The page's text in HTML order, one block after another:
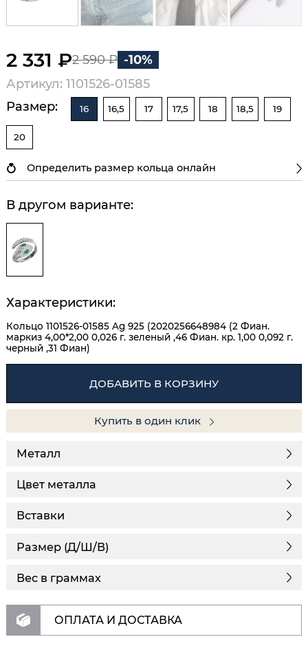
2 331 ₽2 590 ₽ -10%
Артикул: 1101526-01585
Размер:
16 16,5 17 17,5 18 18,5 19
20
Определить размер кольца онлайн
В другом варианте:
Характеристики:
Кольцо 1101526-01585 Ag 925 (2020256648984 (2 Фиан.
маркиз 4,00*2,00 0,026 г. зеленый ,46 Фиан. кр. 1,00 0,092 г.
черный ,31 Фиан)
ДОБАВИТЬ В КОРЗИНУ
Купить в один клик
Металл
Цвет металла
Вставки
Размер (Д/Ш/В)
Вес в граммах
ОПЛАТА И ДОСТАВКА